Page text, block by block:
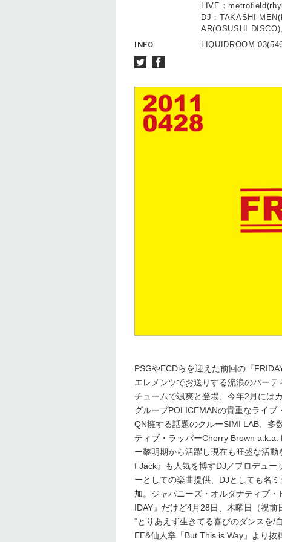
LIVE：
DJ：TAKASHI-
AR(OSUSHI
INFO
LIQUIDROOM
PSGやECDらを迎えた前回の『
エレメンツでお送りする流浪のパー
チュームで颯爽と登場、今年2月には
グループPOLICEMANの貴重なライ
QN擁する話題のクルーSIMI LAB、多
ティブ・ラッパーCherry Brown a.k.a.
ー黎明期から活躍し現在も旺盛な活
f Jack』も人気を博すDJ／プロデュー
ーとしての楽曲提供、DJとしても名
加。ジャパニーズ・オルタナティブ
IDAY』だけど4月28日、木曜日（祝前
“とりあえず生きてる喜びのダンスを/
EE&仙人掌「But This is Way」より抜